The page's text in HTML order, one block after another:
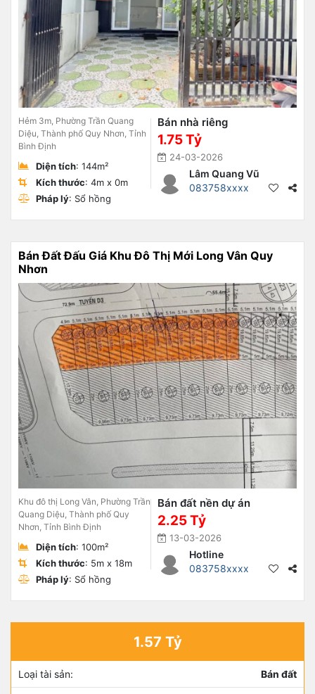
Hẻm 3m, Phường Trần Quang
Diệu, Thành phố Quy Nhơn, Tỉnh
Bình Định
Diện tích: 144m²
Kích thước: 4m x 0m
Pháp lý: Sổ hồng
Bán nhà riêng
1.75 Tỷ
24-03-2026
Lâm Quang Vũ
083758xxxx
Bán Đất Đấu Giá Khu Đô Thị Mới Long Vân Quy
Nhơn
Khu đô thị Long Vân, Phường Trần
Quang Diệu, Thành phố Quy
Nhơn, Tỉnh Bình Định
Diện tích: 100m²
Kích thước: 5m x 18m
Pháp lý: Sổ hồng
Bán đất nền dự án
2.25 Tỷ
13-03-2026
Hotline
083758xxxx
1.57 Tỷ
Loại tài sản: Bán đất